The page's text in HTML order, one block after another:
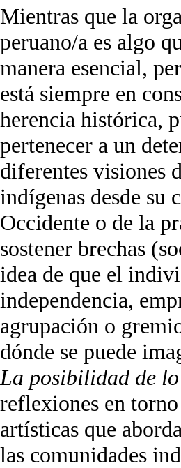
Mientras que la
peruano/a es algo
manera esencial,
está siempre en
herencia histórica,
pertenecer a un
diferentes visiones
indígenas desde su
Occidente o de la
sostener brechas
idea de que el
independencia,
agrupación o
dónde se puede
La posibilidad de
reflexiones en
artísticas que
las comunidades